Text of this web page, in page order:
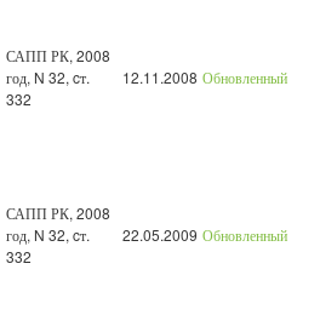
САПП РК, 2008
год, N 32, cт.
332
12.11.2008 Обновленный
САПП РК, 2008
год, N 32, cт.
332
22.05.2009 Обновленный